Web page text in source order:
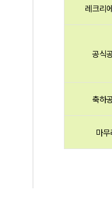
레크리
공식
축하
마무